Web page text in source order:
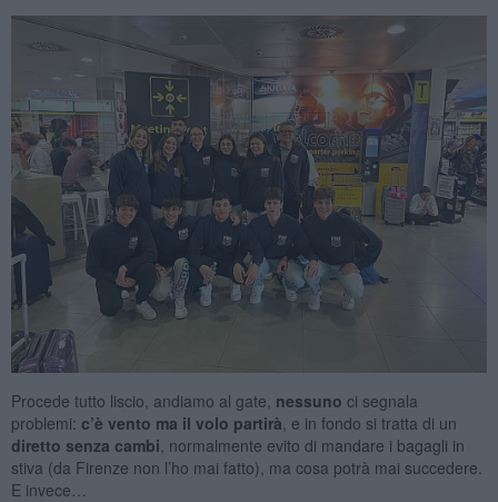
Procede tutto liscio, andiamo al gate, nessuno ci segnala
problemi: c’è vento ma il volo partirà , e in fondo si tratta di un
diretto senza cambi , normalmente evito di mandare i bagagli in
stiva (da Firenze non l’ho mai fatto), ma cosa potrà mai succedere.
E invece…